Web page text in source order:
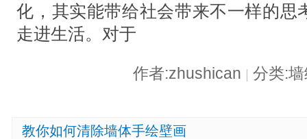
化，其实能带给社会带来不一样的思
走进生活。对于
作者:zhushican 分类:
教你如何清除墙体手绘壁画